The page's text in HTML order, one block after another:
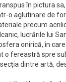
în pictura
o aglutinare de
precum
lucrările lui
onirică, în
fereastră spre
dintre artă,